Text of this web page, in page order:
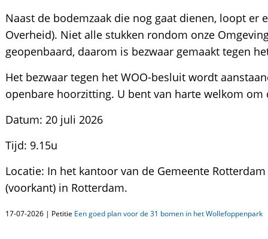
Naast de bodemzaak die nog gaat dienen, loopt er
Overheid). Niet alle stukken rondom onze
geopenbaard, daarom is bezwaar gemaakt tegen
Het bezwaar tegen het WOO-besluit wordt
openbare hoorzitting. U bent van harte welkom
Datum: 20 juli 2026
Tijd: 9.15u
Locatie: In het kantoor van de Gemeente
(voorkant) in Rotterdam.
17-07-2026 | Petitie Een goed plan voor de 31 bomen in het Wollefoppenpark